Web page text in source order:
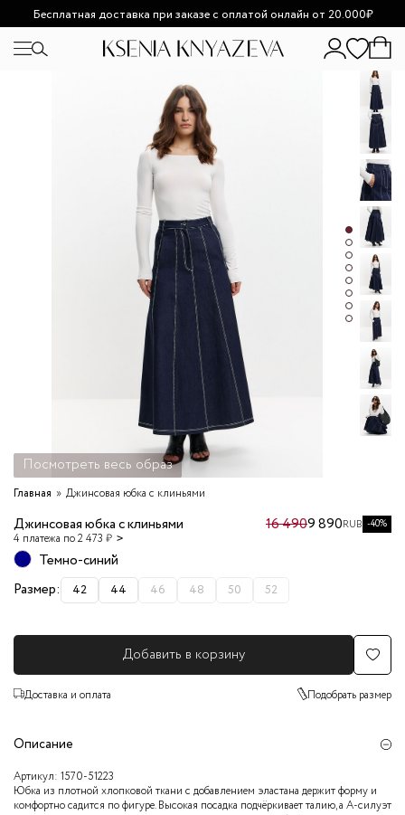
Бесплатная доставка при заказе с оплатой онлайн от 20.000₽
Возможно увеличение сроков доставки из-за высокой
загруженности.
Посмотреть весь образ
Главная Джинсовая юбка с клиньями
Джинсовая юбка с клиньями
4 платежа по 2 473 ₽
16 4909 890RUB -40%
Темно-синий
Размер:
42 44 46 48 50 52
Добавить в корзину
Доставка и оплата Подобрать размер
Описание
Артикул: 1570-51223
Юбка из плотной хлопковой ткани с добавлением эластана держит форму и
комфортно садится по фигуре. Высокая посадка подчёркивает талию, а А-силуэт